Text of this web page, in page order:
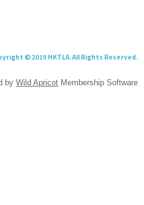
© 2019 HKTLA. All Rights Reserved.
by Wild Apricot Membership Software